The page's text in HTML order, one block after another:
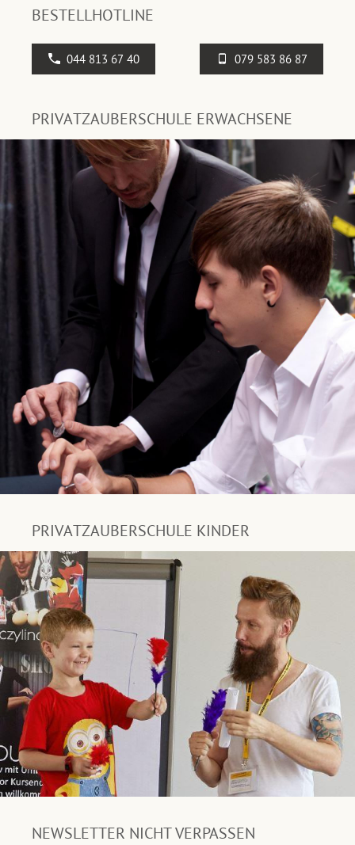
BESTELLHOTLINE
044 813 67 40 079 583 86 87
PRIVATZAUBERSCHULE ERWACHSENE
PRIVATZAUBERSCHULE KINDER
NEWSLETTER NICHT VERPASSEN